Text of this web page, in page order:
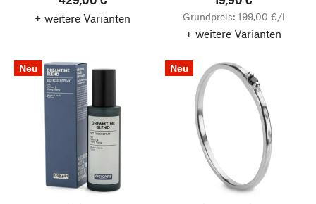
+ weitere Varianten
Grundpreis: 199,00 €/l
+ weitere Varianten
Neu Neu